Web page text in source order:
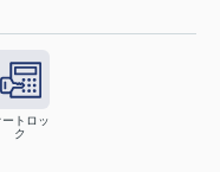
ートロッ
ク